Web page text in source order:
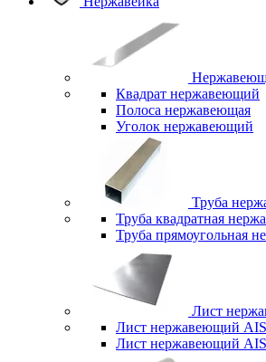
Квадрат нержавеющий
Полоса нержавеющая
Уголок нержавеющий
Труба
Труба квадратная
Труба прямоугольная
Лист
Лист нержавеющий
Лист нержавеющий